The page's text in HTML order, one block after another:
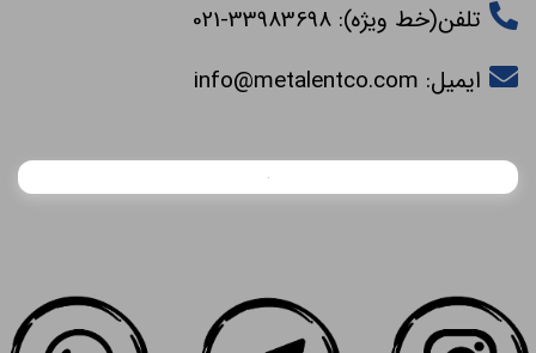
تلفن(خط ویژه): 33983698-021
ایمیل:info@metalentco.com